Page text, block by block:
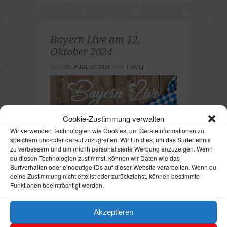
Cookie-Zustimmung verwalten
Wir verwenden Technologien wie Cookies, um Geräteinformationen zu
speichern und/oder darauf zuzugreifen. Wir tun dies, um das Surferlebnis
zu verbessern und um (nicht) personalisierte Werbung anzuzeigen. Wenn
du diesen Technologien zustimmst, können wir Daten wie das
Surfverhalten oder eindeutige IDs auf dieser Website verarbeiten. Wenn du
deine Zustimmung nicht erteilst oder zurückziehst, können bestimmte
Funktionen beeinträchtigt werden.
Akzeptieren
Bayern Live am 12.
Oktober 2024
24. AUGUST 2024 TIVOLI
Am12. Oktober 2024 wird dasTivoliin
Pösing erneut zum Schauplatz einer
mitreißenden Tanznacht, denn dasBayern
Live verspricht eine unvergessliche
musikalische Erfahrung für alle
Tanzbegeisterten. Mit einer einzigartigen
Kombination aus energiegeladenen
Rhythmen und mitreißenden Melodien lädt
zu einer unvergesslichen
Nacht voller Musik und Tanz ein. Die